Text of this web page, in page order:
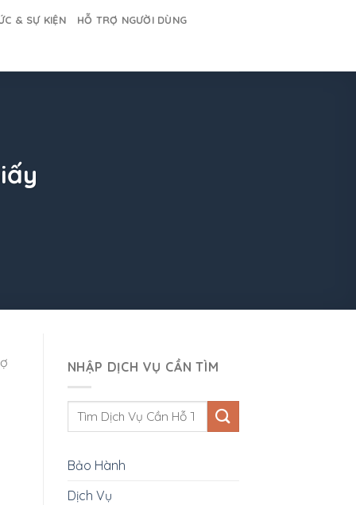
& SỰ KIỆN HỖ TRỢ NGƯỜI DÙNG
NHẬP DỊCH VỤ CẦN TÌM
Bảo Hành
Dịch Vụ